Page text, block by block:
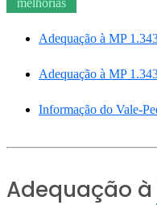
Adequação à MP
Adequação à MP
Informação do Vale-
Adequação à